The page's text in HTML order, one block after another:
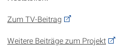
Zum TV-Beitrag
Weitere Beiträge zum Projekt